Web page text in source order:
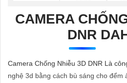
LẮP
CAMERA
DNR
Camera Chống Nhiễu 3D DNR Là
nghệ 3d bằng cách bù sáng cho đểm